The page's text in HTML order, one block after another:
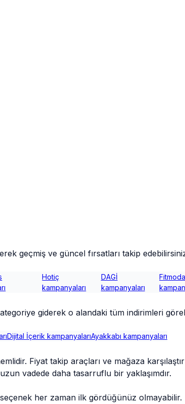
geçmiş ve güncel fırsatları takip
Hotiç
kampanyaları
DAGİ
kampanyaları
Fitmoda
giderek o alandaki tüm indirimleri
Dijital İçerik kampanyalarıAyakkabı kampanyaları
Fiyat takip araçları ve mağaza
vadede daha tasarruflu bir yaklaşımdır.
seçenek her zaman ilk gördüğünüz olmayabilir.